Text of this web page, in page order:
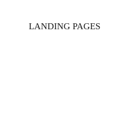
LANDING PAGES